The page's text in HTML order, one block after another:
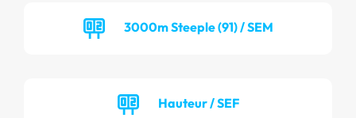
3000m Steeple (91) / SEM
Hauteur / SEF